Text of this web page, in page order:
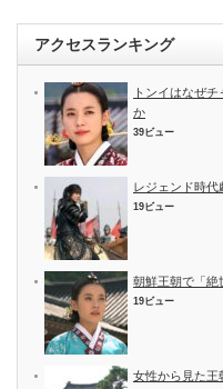
アクセスランキング
トンイはなぜ
か
39ビュー
レジェンド時代
19ビュー
朝鮮王朝で「絶
19ビュー
女性から見た王